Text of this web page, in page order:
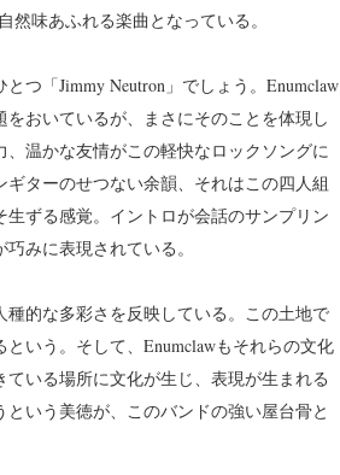
然味あふれる楽曲となっている。
つ「Jimmy Neutron」でしょう。Enumclaw
おいているが、まさにそのことを体現し
温かな友情がこの軽快なロックソングに
ターのせつない余韻、それはこの四人組
ずる感覚。イントロが会話のサンプリン
みに表現されている。
的な多彩さを反映している。この土地で
いう。そして、Enumclawもそれらの文化
いる場所に文化が生じ、表現が生まれる
いう美徳が、このバンドの強い屋台骨と